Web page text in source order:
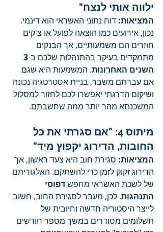
ילווה אותי לנצח"
המציאות: דוח נתוני האשראי הוא דינמי.
נכון, אירועים כמו הוצאה לפועל או צ'קים
חוזרים הם משמעותיים, אך הבנקים
מתמקדים בעיקר בהתנהלות שלכם ב-
השנים האחרונות. המשמעות היא שגם
אם עברתם משבר, בניית אסטרטגיה נכונה
ושיקום הדרגתי יאפשרו לכם לחזור למסלול
המשכנתא מהר יותר ממה שחשבתם.
מיתוס 4: "אם סגרתי את כל
החובות, הדירוג יקפוץ מיד"
המציאות: סגירת חוב היא צעד ראשון, אך
הדירוג זקוק לזמן כדי להשתקם. האלגוריתם
של לשכת האשראי מחפש דפוסי
התנהגות. לכן, מעבר לסגירת החוב, חשוב
לייצר היסטוריה חדשה וחיובית של
תשלומים מסודרים במשך מספר חודשים